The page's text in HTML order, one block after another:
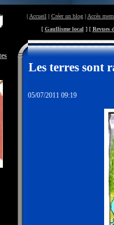
| Accueil | Créer un blog | Accès
[ Gaullisme local ] [ Revues
Les terres sont
05/07/2011 09:19